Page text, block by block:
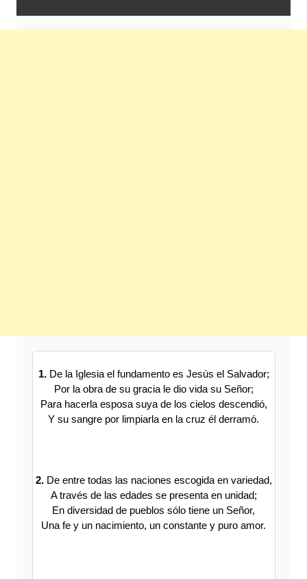
1.De la Iglesia el fundamento es Jesús el Salvador;
Por la obra de su gracia le dio vida su Señor;
Para hacerla esposa suya de los cielos descendió,
Y su sangre por limpiarla en la cruz él derramó.
2.De entre todas las naciones escogida en variedad,
A través de las edades se presenta en unidad;
En diversidad de pueblos sólo tiene un Señor,
Una fe y un nacimiento, un constante y puro amor.